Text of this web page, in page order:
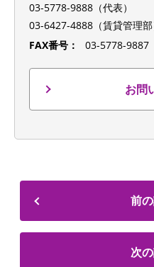
03-5778-9888（代表）
03-6427-4888（賃貸管理部
FAX番号：
03-5778-9887
お問
前
次